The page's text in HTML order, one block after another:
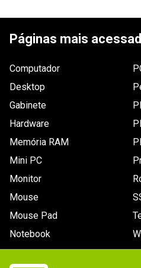
ESCREVER AVALIAÇÃO
Páginas mais
Computador
Desktop
Gabinete
Hardware
Memória RAM
Mini PC
Monitor
Mouse
Mouse Pad
Notebook